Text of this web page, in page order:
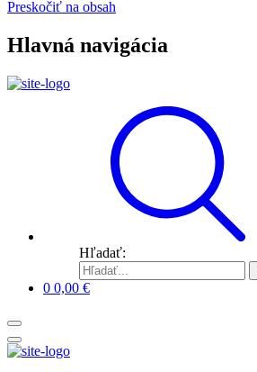
Preskočiť na obsah
Hlavná navigácia
Hľadať:
0 0,00 €